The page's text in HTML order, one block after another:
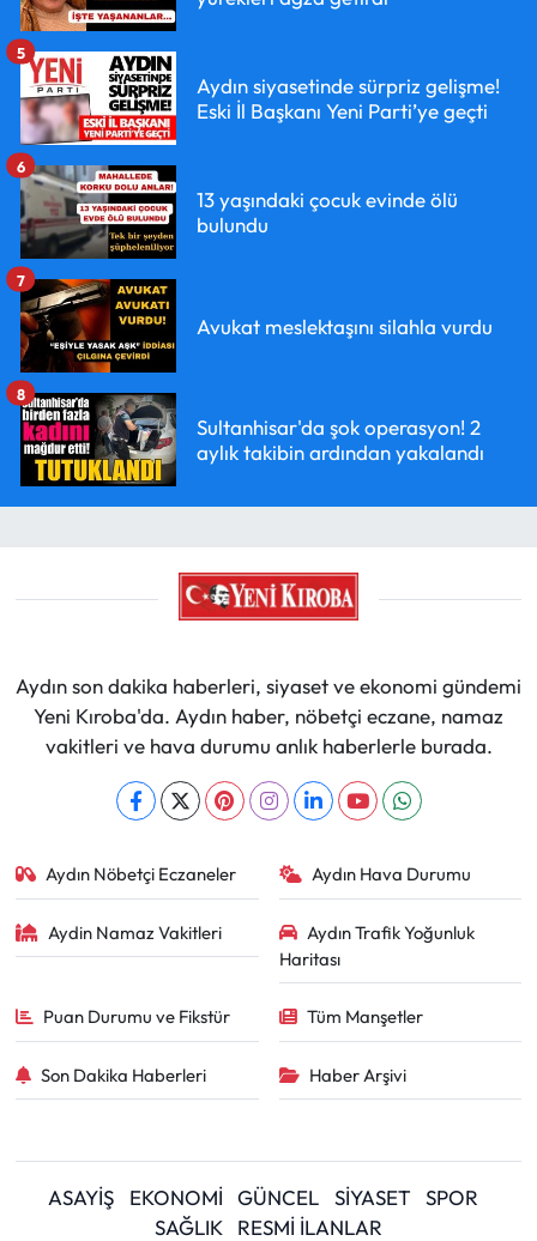
Aydın siyasetinde sürpriz gelişme!
Eski İl Başkanı Yeni Parti’ye geçti
5
13 yaşındaki çocuk evinde ölü
bulundu
6
Avukat meslektaşını silahla vurdu
7
Sultanhisar'da şok operasyon! 2
aylık takibin ardından yakalandı
8
Aydın son dakika haberleri, siyaset ve ekonomi gündemi
Yeni Kıroba'da. Aydın haber, nöbetçi eczane, namaz
vakitleri ve hava durumu anlık haberlerle burada.
Aydın Nöbetçi Eczaneler Aydın Hava Durumu
Aydin Namaz Vakitleri
Aydın Trafik Yoğunluk
Haritası
Puan Durumu ve Fikstür Tüm Manşetler
Son Dakika Haberleri Haber Arşivi
ASAYİŞ EKONOMİ GÜNCEL SİYASET
SPOR
SAĞLIK
RESMİ İLANLAR